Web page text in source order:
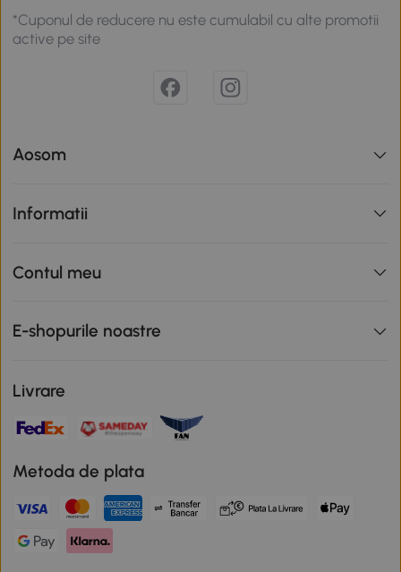
*Cuponul de reducere nu este cumulabil cu alte promotii
active pe site
Aosom
Informatii
Contul meu
E-shopurile noastre
Livrare
Metoda de plata